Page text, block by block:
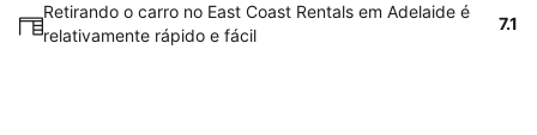
Retirando o carro no East Coast Rentals em Adelaide é
relativamente rápido e fácil
7.1